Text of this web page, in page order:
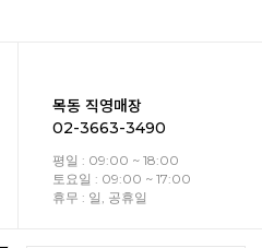
목동 직영매장
02-3663-3490
평일 : 09:00 ~ 18:00
토요일 : 09:00 ~ 17:00
휴무 : 일, 공휴일